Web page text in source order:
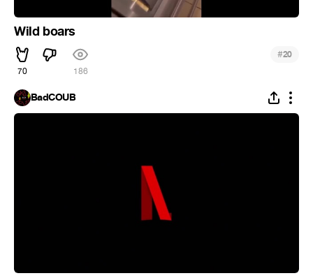
Wild boars
70 186
#20
BadCOUB